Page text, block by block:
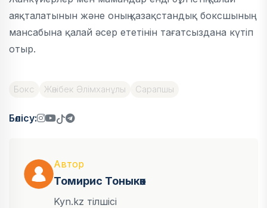
аяқталатынын және оның қазақстандық боксшының
мансабына қалай әсер ететінін тағатсыздана күтіп
отыр.
Бокс Жәнібек Әлімханұлы Сарапшы
Бөлісу:
Автор
Томирис Тоныкөк
Kyn.kz тілшісі